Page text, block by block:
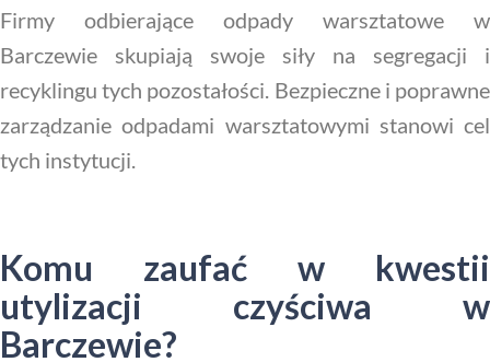
Firmy odbierające odpady warsztatowe w
Barczewie skupiają swoje siły na segregacji i
recyklingu tych pozostałości. Bezpieczne i poprawne
zarządzanie odpadami warsztatowymi stanowi cel
tych instytucji.
Komu zaufać w kwestii
utylizacji czyściwa w
Barczewie?